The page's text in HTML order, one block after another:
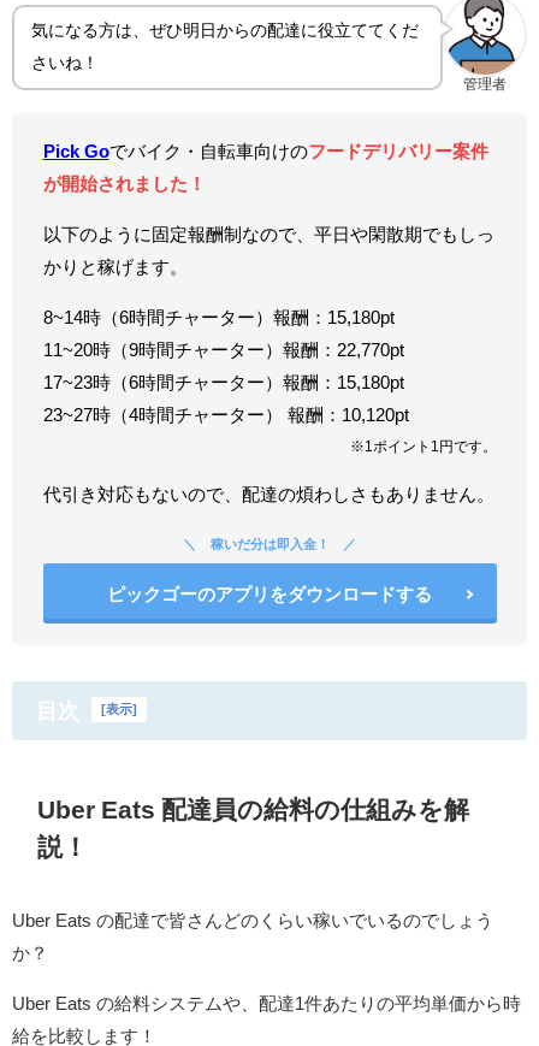
管理者
気になる方は、ぜひ明日からの配達に役立ててくだ
さいね！
Pick Goでバイク・自転車向けのフードデリバリー案件
が開始されました！
以下のように固定報酬制なので、平日や閑散期でもしっ
かりと稼げます。
8~14時（6時間チャーター）報酬：15,180pt
11~20時（9時間チャーター）報酬：22,770pt
17~23時（6時間チャーター）報酬：15,180pt
23~27時（4時間チャーター） 報酬：10,120pt
※1ポイント1円です。
代引き対応もないので、配達の煩わしさもありません。
稼いだ分は即入金！
ピックゴーのアプリをダウンロードする
目次 [表示]
Uber Eats 配達員の給料の仕組みを解
説！
Uber Eats の配達で皆さんどのくらい稼いでいるのでしょう
か？
Uber Eats の給料システムや、配達1件あたりの平均単価から時
給を比較します！